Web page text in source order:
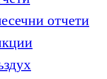
отчети